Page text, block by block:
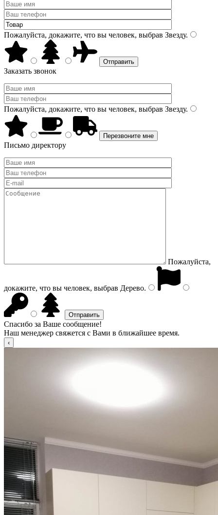
Пожалуйста, докажите, что вы человек, выбрав Звезду.
Заказать звонок
Пожалуйста, докажите, что вы человек, выбрав Звезду.
Письмо директору
Пожалуйста,
докажите, что вы человек, выбрав Дерево.
Спасибо за Ваше сообщение!
Наш менеджер свяжется с Вами в ближайшее время.